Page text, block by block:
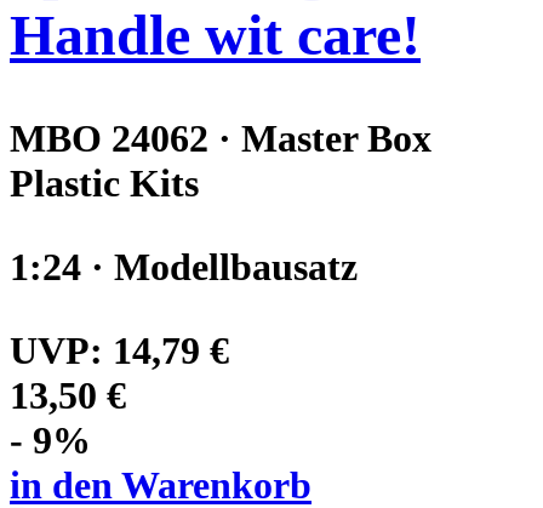
Handle wit care!
MBO 24062 · Master Box
Plastic Kits
1:24 · Modellbausatz
UVP: 14,79 €
13,50 €
- 9%
in den Warenkorb